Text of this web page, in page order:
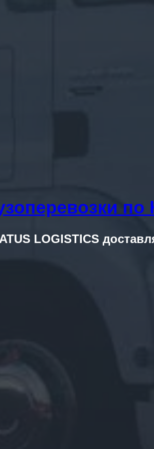
по
LOGISTICS
Получите просчет Стоимости